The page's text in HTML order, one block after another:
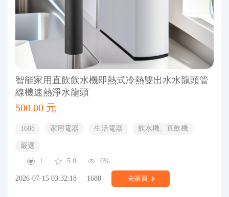
智能家用直飲飲水機即熱式冷熱雙出水水龍頭管
線機速熱淨水龍頭
500.00 元
1688 家用電器 生活電器 飲水機、直飲機
嚴選
1
5.0 0%
2026-07-15 03:32:18 1688 去購買